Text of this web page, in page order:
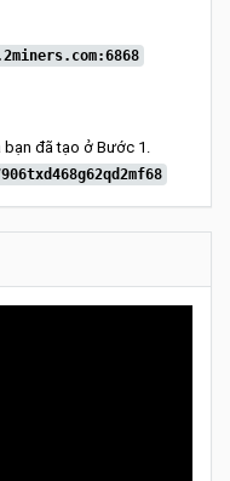
bạn đã tạo ở Bước 1.